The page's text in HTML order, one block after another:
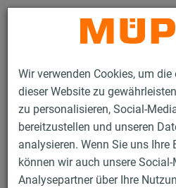
Wir verwenden Cookies, um
dieser Website zu
zu personalisieren, Social-
bereitzustellen und unseren
analysieren. Wenn Sie uns Ihre
können wir auch unsere Social-
Analysepartner über Ihre
Services Tipps für Planung &
Verantwortlichkeiten bei